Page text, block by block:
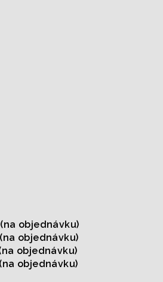
objednávku)
objednávku)
objednávku)
objednávku)